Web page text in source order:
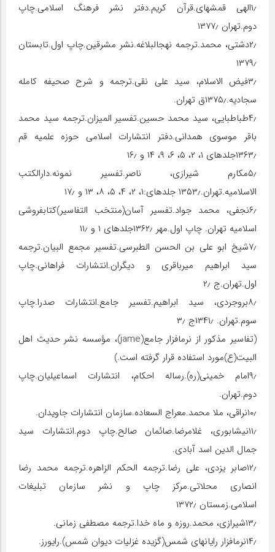
۱٫الهی قمشه‏ای.قرآن کریم.دفتر نشر فرهنگ اسلامی.چاپ
دوم.تهران ۱۳۷۷٫
۲٫دشتی، محمد.ترجمه نهج‏البلاغه.نشر مشرقین.چاپ اول.تابستان
۱۳۷۹٫
۳٫فیض الاسلام، سید علی نقی.ترجمه و شرح صحیفه کامله
سجادیه.۱۳۷۵٫ق تهران.
۴٫طباطبایی، سید محمد حسین.تفسیر المیزان.ترجمه سید محمد
باقر موسوی همدانی.دفتر انتشارات اسلامی حوزه علمیه قم
۱۳۶۳٫جلدهای ۱، ۲، ۵، ۶، ۹، ۱۴ و ۱۶٫
۵٫مکارم شیرازی، ناصر.تفسیر نمونه.دارالکتب
الاسلامیه.تهران.۱۳۵۳٫ جلدهای:۱، ۲، ۴، ۵، ۸، ۱۳ و ۱۷٫
۶٫نجفی، محمد جواد.تفسیر آسان(منتخب التفاسیر)کتابفروشی
اسلامیه تهران. چاپ اول.مهر ۱۳۶۲٫جلدهای ۱ و ۱۱٫
۷٫شیخ ابو علی بن الحسن الطبرسی.تفسیر مجمع البیان.ترجمه
سید ابراهیم میرباقری و دیگران.انتشارات فراهانی.چاپ
اول.تهران.ج ۲٫
۸٫بروجردی، سید ابراهیم.تفسیر جامع.انتشارات صدرا.چاپ
سوم.تهران. ۱۳۴۱٫ج ۳٫
(تفاسیر مذکور از نرم‏افزار جامع(jame)، مؤسسه نشر حدیث اهل
البیت(ع)مورد استفاده قرار گرفته است.)
۹٫امام خمینی(ره).رساله احکام، انتشارات اسماعیلیان.چاپ
دوم.تهران.
۱۰٫نراقی، ملا محمد.معراج السعاده.سازمان انتشارات جاویدان.
۱۱٫نیشابوری، غلامرضا.صائمان صالح.چاپ دوم.انتشارات سید
جمال الدین اسد آبادی.
۱۲٫صابر یزدی، علی رضا.ترجمه الحکم الزاهره.ترجمه محمد رضا
انصاری محلاتی.مرکز چاپ و نشر سازمان تبلیغات
اسلامی.زمستان ۱۳۷۲٫
۱۳٫شیرازی، محمد.روزه و ماه خدا.ترجمه مصطفی زمانی.
۱۴٫نرم‏افزار رایانه‏ای شمس(گزیده غزلیات دیوان شمس).رایورز.